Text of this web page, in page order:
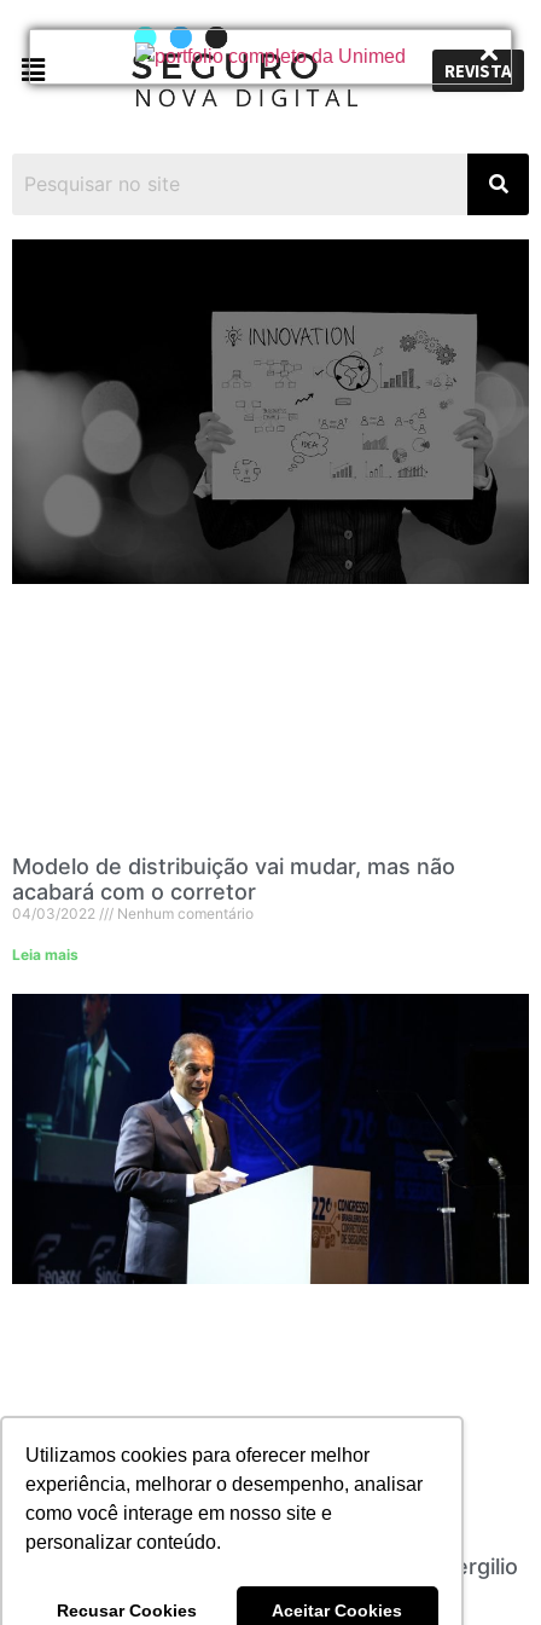
Utilizamos cookies para oferecer melhor
experiência, melhorar o desempenho, analisar
como você interage em nosso site e
personalizar conteúdo.
Recusar Cookies Aceitar Cookies
REVISTA
Modelo de distribuição vai mudar, mas não
acabará com o corretor
04/03/2022 Nenhum comentário
Leia mais
“Tentaram nos exterminar”, diz Armando Vergilio
04/03/2022 Nenhum comentário